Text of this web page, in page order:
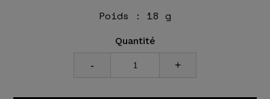
Poids : 18 g
Quantité
- +